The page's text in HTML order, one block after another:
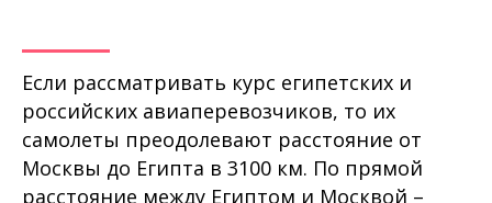
Если рассматривать курс египетских и
российских авиаперевозчиков, то их
самолеты преодолевают расстояние от
Москвы до Египта в 3100 км. По прямой
расстояние между Египтом и Москвой –